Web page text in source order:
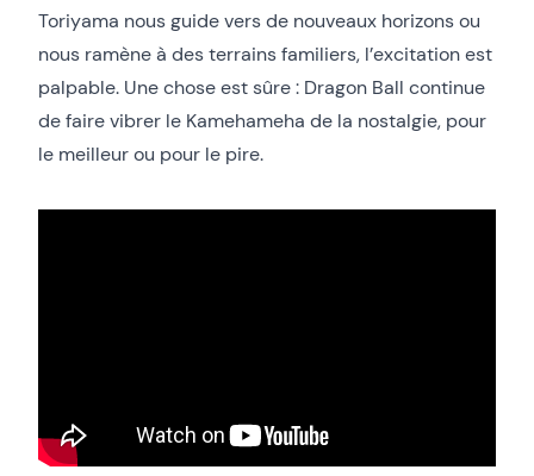
Toriyama nous guide vers de nouveaux horizons ou
nous ramène à des terrains familiers, l’excitation est
palpable. Une chose est sûre : Dragon Ball continue
de faire vibrer le Kamehameha de la nostalgie, pour
le meilleur ou pour le pire.